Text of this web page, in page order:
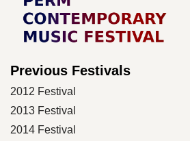
Previous Festivals
2012 Festival
2013 Festival
2014 Festival